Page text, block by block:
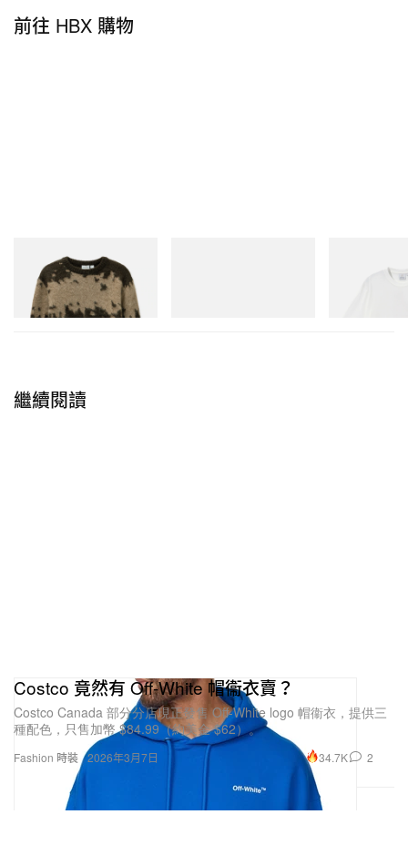
名機能夾克
前往 HBX 購物
Mohair Splatter Sweater
立即購入
繼續閱讀
Fashion 時裝
Costco 竟然有 Off-White 帽衞衣賣？
Costco Canada 部分分店現正發售 Off-White logo 帽衞衣，提供三
種配色，只售加幣 $84.99（約美金 $62）。
2026年3月7日 34.7K 2